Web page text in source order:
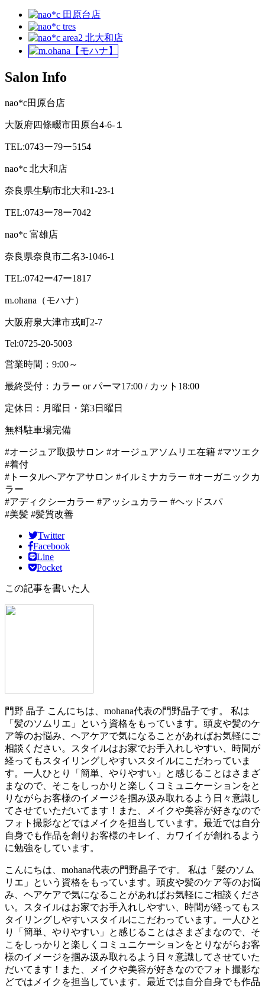
Salon Info
nao*c田原台店
大阪府四條畷市田原台4-6-１
TEL:0743ー79ー5154
nao*c 北大和店
奈良県生駒市北大和1-23-1
TEL:0743ー78ー7042
nao*c 富雄店
奈良県奈良市二名3-1046-1
TEL:0742ー47ー1817
m.ohana（モハナ）
大阪府泉大津市戎町2-7
Tel:0725-20-5003
営業時間：9:00～
最終受付：カラー or パーマ17:00 / カット18:00
定休日：月曜日・第3日曜日
無料駐車場完備
#オージュア取扱サロン #オージュアソムリエ在籍 #マツエク
#着付
#トータルヘアケアサロン #イルミナカラー #オーガニックカ
ラー
#アディクシーカラー #アッシュカラー #ヘッドスパ
#美髪 #髪質改善
Twitter
Facebook
Line
Pocket
この記事を書いた人
門野 晶子 こんにちは、mohana代表の門野晶子です。 私は
「髪のソムリエ」という資格をもっています。頭皮や髪のケ
ア等のお悩み、ヘアケアで気になることがあればお気軽にご
相談ください。スタイルはお家でお手入れしやすい、時間が
経ってもスタイリングしやすいスタイルにこだわっていま
す。一人ひとり「簡単、やりやすい」と感じることはさまざ
まなので、そこをしっかりと楽しくコミュニケーションをと
りながらお客様のイメージを掴み汲み取れるよう日々意識し
てさせていただいてます！また、メイクや美容が好きなので
フォト撮影などではメイクを担当しています。最近では自分
自身でも作品を創りお客様のキレイ、カワイイが創れるよう
に勉強をしています。
こんにちは、mohana代表の門野晶子です。 私は「髪のソム
リエ」という資格をもっています。頭皮や髪のケア等のお悩
み、ヘアケアで気になることがあればお気軽にご相談くださ
い。スタイルはお家でお手入れしやすい、時間が経ってもス
タイリングしやすいスタイルにこだわっています。一人ひと
り「簡単、やりやすい」と感じることはさまざまなので、そ
こをしっかりと楽しくコミュニケーションをとりながらお客
様のイメージを掴み汲み取れるよう日々意識してさせていた
だいてます！また、メイクや美容が好きなのでフォト撮影な
どではメイクを担当しています。最近では自分自身でも作品